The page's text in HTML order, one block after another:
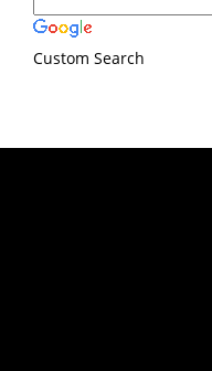
Custom Search